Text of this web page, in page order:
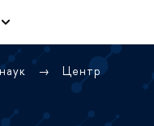
Центр